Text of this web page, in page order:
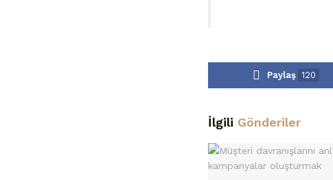
Paylaş 120
İlgili Gönderiler